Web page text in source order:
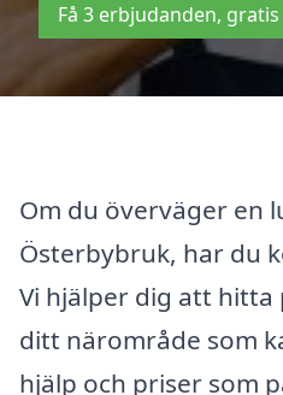
Få 3 erbjudanden,
Om du överväger en
Österbybruk, har du
Vi hjälper dig att
ditt närområde som
hjälp och priser som